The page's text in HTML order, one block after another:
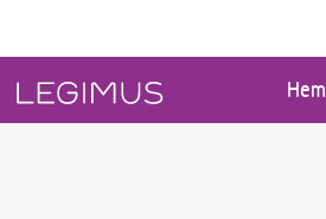
Hem